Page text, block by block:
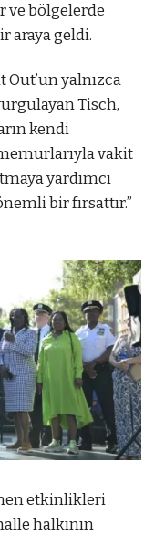
ve bölgelerde
araya geldi.
Out’un yalnızca
Tisch,
kendi
vakit
yardımcı
bir fırsattır.”
etkinlikleri
halkının